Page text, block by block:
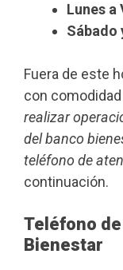
Lunes a
Sábado
Fuera de este
con comodidad
realizar
del banco
teléfono de
continuación.
Teléfono
Bienestar